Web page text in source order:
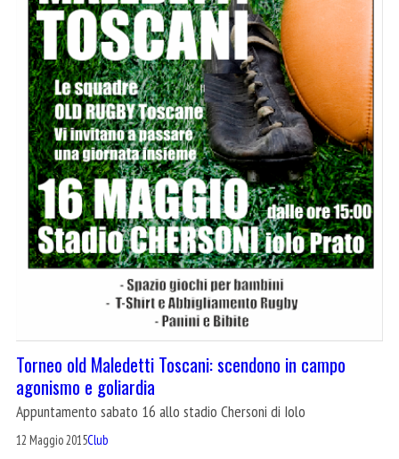
Torneo old Maledetti Toscani: scendono in campo
agonismo e goliardia
Appuntamento sabato 16 allo stadio Chersoni di Iolo
12 Maggio 2015Club